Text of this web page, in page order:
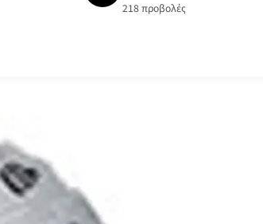
218 προβολές